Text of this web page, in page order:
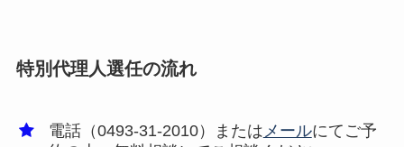
特別代理人選任の流れ
電話（0493-31-2010）または メールにてご予